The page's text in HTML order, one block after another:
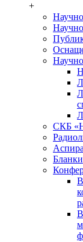
+
СКБ
Бланки